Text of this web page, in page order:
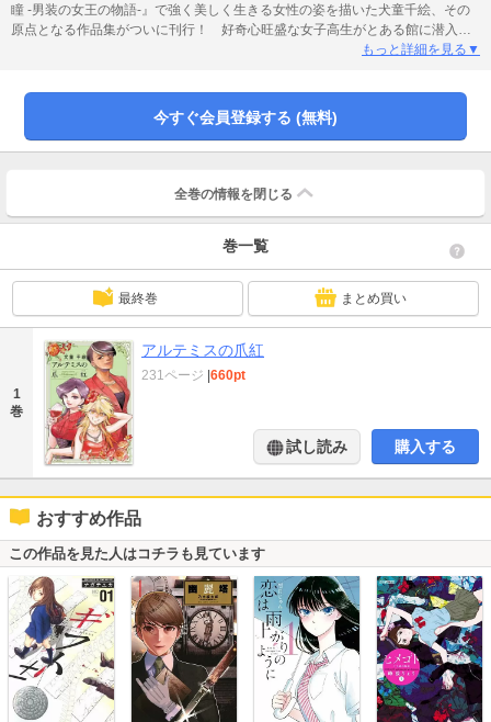
瞳 -男装の女王の物語-』で強く美しく生きる女性の姿を描いた犬童千絵、その
原点となる作品集がついに刊行！ 好奇心旺盛な女子高生がとある館に潜入す
る『地下室の白日夢』。美女ふたりの闘劇『波紋の虚、魚遊の実』。村の伝承
●「地下室の白日夢」「宵待草」「野罌粟」「recovering」「AガールBボー
イ」「押忍！ 武美ちゃん!!」「見つめないで」「清隆の一夏」「トルコのおい
もっと詳細を見る▼
今すぐ会員登録する (無料)
全巻の情報を 閉じる
巻一覧
最終巻 まとめ買い
1
巻
アルテミスの爪紅
231ページ |660pt
試し読み 購入する
おすすめ作品
この作品を見た人はコチラも見ています